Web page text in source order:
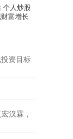
个人炒股
富增长
资目标
汉霖，